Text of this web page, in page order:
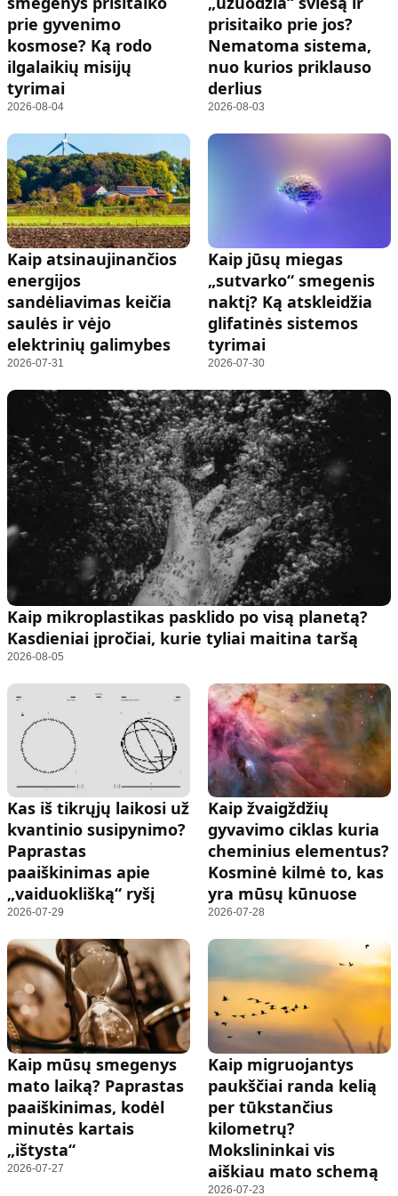
prie gyvenimo
kosmose? Ką rodo
ilgalaikių misijų
tyrimai
2026-08-04
prisitaiko prie jos?
Nematoma sistema,
nuo kurios priklauso
derlius
2026-08-03
Kaip atsinaujinančios
energijos
sandėliavimas keičia
saulės ir vėjo
elektrinių galimybes
2026-07-31
Kaip jūsų miegas
„sutvarko“ smegenis
naktį? Ką atskleidžia
glifatinės sistemos
tyrimai
2026-07-30
Kaip mikroplastikas pasklido po visą planetą?
Kasdieniai įpročiai, kurie tyliai maitina taršą
2026-08-05
Kas iš tikrųjų laikosi už
kvantinio susipynimo?
Paprastas
paaiškinimas apie
„vaiduoklišką“ ryšį
2026-07-29
Kaip žvaigždžių
gyvavimo ciklas kuria
cheminius elementus?
Kosminė kilmė to, kas
yra mūsų kūnuose
2026-07-28
Kaip mūsų smegenys
mato laiką? Paprastas
paaiškinimas, kodėl
minutės kartais
„ištysta“
2026-07-27
Kaip migruojantys
paukščiai randa kelią
per tūkstančius
kilometrų?
Mokslininkai vis
aiškiau mato schemą
2026-07-23